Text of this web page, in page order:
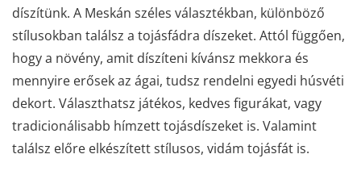
díszítünk. A Meskán széles választékban, különböző
stílusokban találsz a tojásfádra díszeket. Attól függően,
hogy a növény, amit díszíteni kívánsz mekkora és
mennyire erősek az ágai, tudsz rendelni egyedi húsvéti
dekort. Választhatsz játékos, kedves figurákat, vagy
tradicionálisabb hímzett tojásdíszeket is. Valamint
találsz előre elkészített stílusos, vidám tojásfát is.